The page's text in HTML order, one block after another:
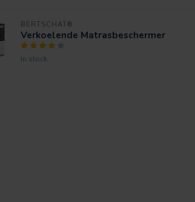
BERTSCHAT®
Verkoelende Matrasbeschermer
In stock